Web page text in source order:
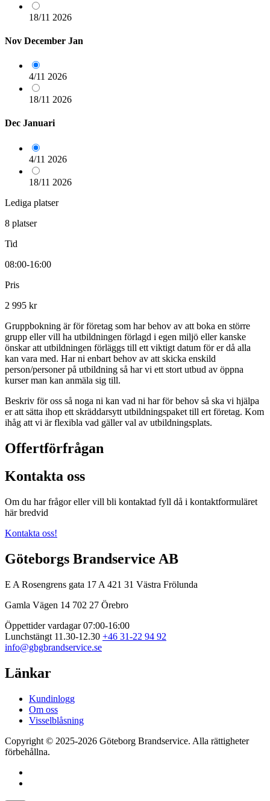
18/11 2026
Nov December Jan
4/11 2026
18/11 2026
Dec Januari
4/11 2026
18/11 2026
Lediga platser
8 platser
Tid
08:00-16:00
Pris
2 995 kr
Gruppbokning är för företag som har behov av att boka en större
grupp eller vill ha utbildningen förlagd i egen miljö eller kanske
önskar att utbildningen förläggs till ett viktigt datum för er då alla
kan vara med. Har ni enbart behov av att skicka enskild
person/personer på utbildning så har vi ett stort utbud av öppna
kurser man kan anmäla sig till.
Beskriv för oss så noga ni kan vad ni har för behov så ska vi hjälpa
er att sätta ihop ett skräddarsytt utbildningspaket till ert företag. Kom
ihåg att vi är flexibla vad gäller val av utbildningsplats.
Offertförfrågan
Kontakta oss
Om du har frågor eller vill bli kontaktad fyll då i kontaktformuläret
här bredvid
Kontakta oss!
Göteborgs Brandservice AB
E A Rosengrens gata 17 A 421 31 Västra Frölunda
Gamla Vägen 14 702 27 Örebro
Öppettider vardagar 07:00-16:00
Lunchstängt 11.30-12.30 +46 31-22 94 92
info@gbgbrandservice.se
Länkar
Kundinlogg
Om oss
Visselblåsning
Copyright © 2025-2026 Göteborg Brandservice. Alla rättigheter
förbehållna.